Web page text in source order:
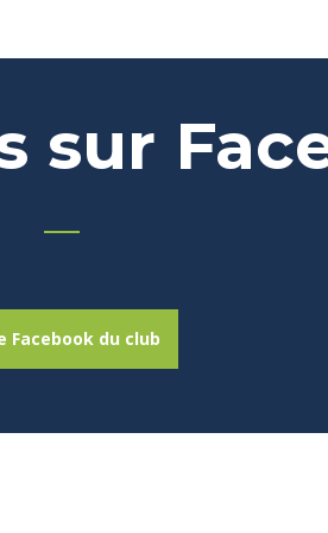
sur
Facebook du club